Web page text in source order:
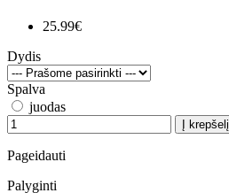
25.99€
Dydis
Spalva
juodas
Į krepšelį
Pageidauti
Palyginti